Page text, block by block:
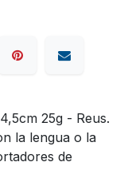
25g - Reus.
la lengua o la
de